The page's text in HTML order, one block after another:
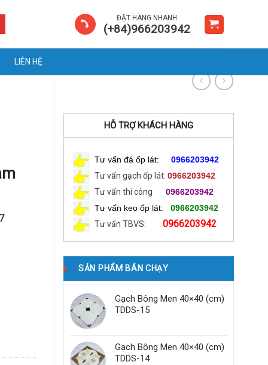
ĐẶT HÀNG NHANH
(+84)966203942
LIÊN HỆ
HỖ TRỢ KHÁCH HÀNG
Tư vấn đá ốp lát: 0966203942
Tư vấn gạch ốp lát: 0966203942
Tư vấn thi công
0966203942
Tư vấn keo ốp lát:
0966203942
Tư vấn TBVS:
0966203942
SẢN PHẨM BÁN CHẠY
Gạch Bông Men 40×40 (cm)
TDDS-15
Gạch Bông Men 40×40 (cm)
TDDS-14